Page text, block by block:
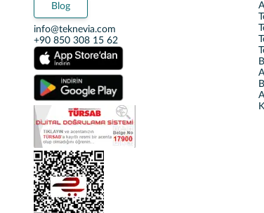
Blog
info@teknevia.com
+90 850 308 15 62